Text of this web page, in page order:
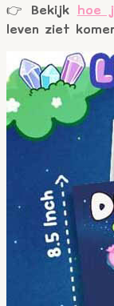
👉 Bekijk hoe
leven ziet